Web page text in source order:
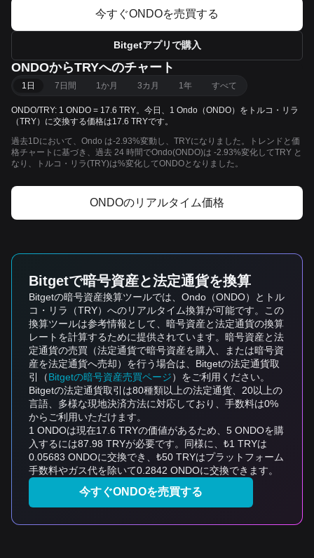
今すぐONDOを売買する
Bitgetアプリで購入
ONDOからTRYへのチャート
1日 7日間 1か月 3カ月 1年 すべて
ONDO/TRY: 1 ONDO = 17.6 TRY。今日、1 Ondo（ONDO）をトルコ・リラ
（TRY）に交換する価格は17.6 TRYです。
過去1Dにおいて、Ondo は-2.93%変動し、TRYになりました。トレンドと価
格チャートに基づき、過去 24 時間でOndo(ONDO)は -2.93%変化してTRY と
なり、トルコ・リラ(TRY)は%変化してONDOとなりました。
ONDOのリアルタイム価格
Bitgetで暗号資産と法定通貨を換算
Bitgetの暗号資産換算ツールでは、Ondo（ONDO）とトル
コ・リラ（TRY）へのリアルタイム換算が可能です。この
換算ツールは参考情報として、暗号資産と法定通貨の換算
レートを計算するために提供されています。暗号資産と法
定通貨の売買（法定通貨で暗号資産を購入、または暗号資
産を法定通貨へ売却）を行う場合は、Bitgetの法定通貨取
引（Bitgetの暗号資産売買ページ）をご利用ください。
Bitgetの法定通貨取引は80種類以上の法定通貨、20以上の
言語、多様な現地決済方法に対応しており、手数料は0%
からご利用いただけます。
1 ONDOは現在17.6 TRYの価値があるため、5 ONDOを購
入するには87.98 TRYが必要です。同様に、₺1 TRYは
0.05683 ONDOに交換でき、₺50 TRYはプラットフォーム
手数料やガス代を除いて0.2842 ONDOに交換できます。
今すぐONDOを売買する